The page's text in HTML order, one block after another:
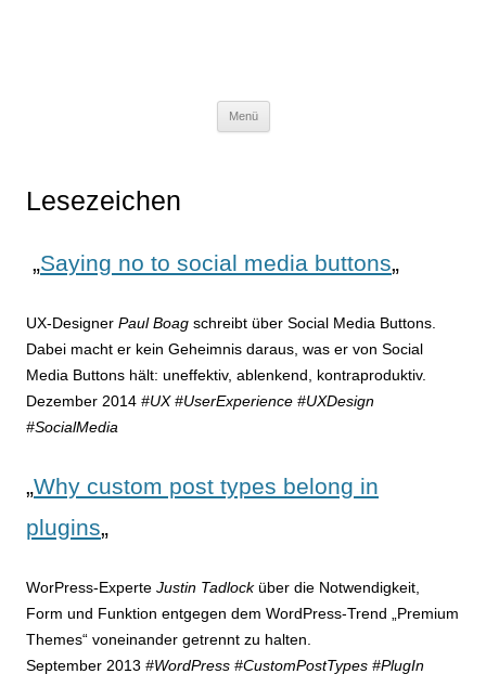
Menü
Lesezeichen
„Saying no to social media buttons„
UX-Designer Paul Boag schreibt über Social Media Buttons.
Dabei macht er kein Geheimnis daraus, was er von Social
Media Buttons hält: uneffektiv, ablenkend, kontraproduktiv.
Dezember 2014 #UX #UserExperience #UXDesign
#SocialMedia
„Why custom post types belong in
plugins„
WorPress-Experte Justin Tadlocküber die Notwendigkeit,
Form und Funktion entgegen dem WordPress-Trend „Premium
Themes“ voneinander getrennt zu halten.
September 2013 #WordPress #CustomPostTypes #PlugIn